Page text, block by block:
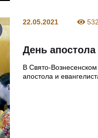
22.05.2021
День
В Свято-
апостола и